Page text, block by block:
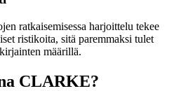
ratkaisemisessa harjoittelu tekee
ristikoita, sitä paremmaksi tulet
määrillä.
CLARKE?